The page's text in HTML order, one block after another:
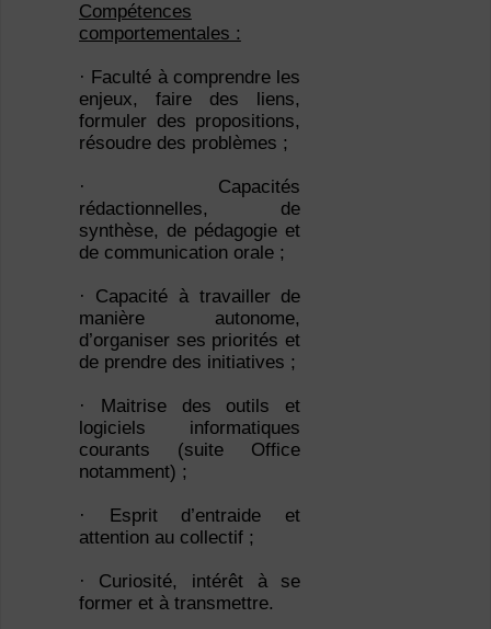
Compétences
comportementales :
· Faculté à comprendre les
enjeux, faire des liens,
formuler des propositions,
résoudre des problèmes ;
· Capacités
rédactionnelles, de
synthèse, de pédagogie et
de communication orale ;
· Capacité à travailler de
manière autonome,
d’organiser ses priorités et
de prendre des initiatives ;
· Maitrise des outils et
logiciels informatiques
courants (suite Office
notamment) ;
· Esprit d’entraide et
attention au collectif ;
· Curiosité, intérêt à se
former et à transmettre.